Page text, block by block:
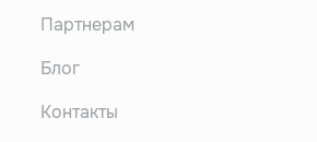
Партнерам
Блог
Контакты